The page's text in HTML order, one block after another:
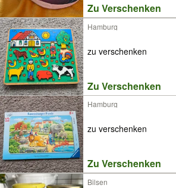
Zu Verschenken
Hamburg
zu verschenken
Zu Verschenken
Hamburg
zu verschenken
Zu Verschenken
Bilsen